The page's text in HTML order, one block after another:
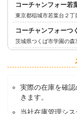
コーチャンフォー若
東京都稲城市若葉台２丁
コーチャンフォーつ
茨城県つくば市学園の森
実際の在庫を確
きます。
当社在庫管理シ